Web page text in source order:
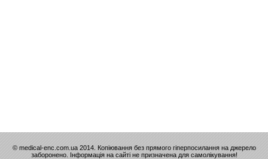
© medical-enc.com.ua 2014. Копіювання без прямого гіперпосилання на джерело
заборонено. Інформація на сайті не призначена для самолікування!